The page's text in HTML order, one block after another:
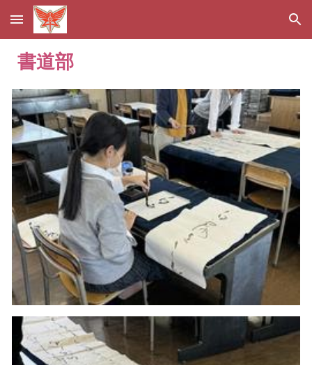
Skip to main content Skip to navigation
書道部